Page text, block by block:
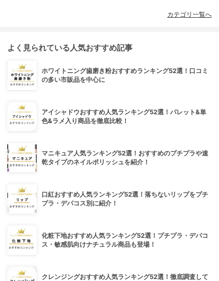
カテゴリ一覧へ
よく見られている人気おすすめ記事
ホワイトニング歯磨き粉おすすめランキング52選！口コミ
の多い市販品を中心に
アイシャドウおすすめ人気ランキング52選！パレット&単
色&ラメ入り商品を徹底比較！
マニキュア人気ランキング52選！おすすめのプチプラや速
乾タイプのネイルポリッシュを紹介！
口紅おすすめ人気ランキング52選！落ちないリップをプチ
プラ・デパコス別に紹介！
化粧下地おすすめ人気ランキング52選！プチプラ・デパコ
ス・敏感肌向けナチュラル商品も登場！
クレンジングおすすめ人気ランキング52選！徹底調査して